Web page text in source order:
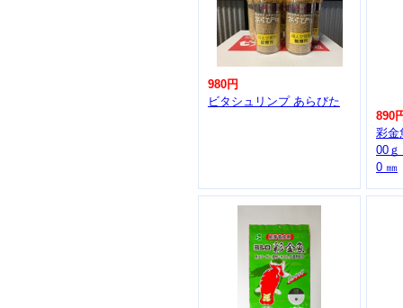
980円
ビタシュリンプ あらびた
890
彩金
00
0 ㎜